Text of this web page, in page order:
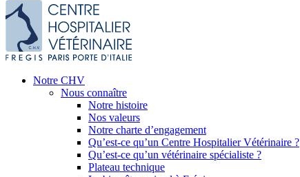
Notre CHV
Nous connaître
Notre histoire
Nos valeurs
Notre charte d’engagement
Qu’est-ce qu’un Centre Hospitalier Vétérinaire ?
Qu’est-ce qu’un vétérinaire spécialiste ?
Plateau technique